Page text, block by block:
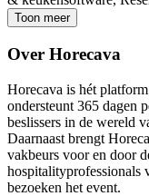
Toon meer
Over Horecava
Horecava is hét
ondersteunt 365 dagen
beslissers in de wereld
Daarnaast brengt
vakbeurs voor en door
hospitalityprofessionals
bezoeken het event.